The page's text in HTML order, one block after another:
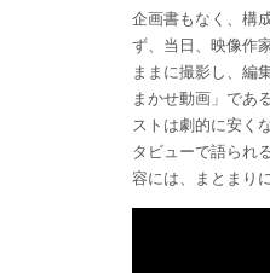
企画書もなく、構
ず、当日、映像作
ままに撮影し、編
まかせ動画」であ
ストは劇的に安く
タビューで語られ
容には、まとまり